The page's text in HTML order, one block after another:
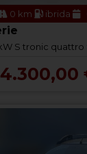
0 km ibrida
S tronic quattro